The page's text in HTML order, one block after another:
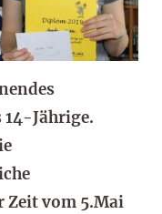
Jährige.
Zeit vom 5.Mai